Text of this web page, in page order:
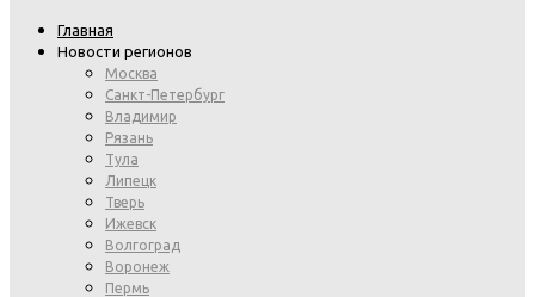
Главная
Новости регионов
Москва
Санкт-Петербург
Владимир
Рязань
Тула
Липецк
Тверь
Ижевск
Волгоград
Воронеж
Пермь